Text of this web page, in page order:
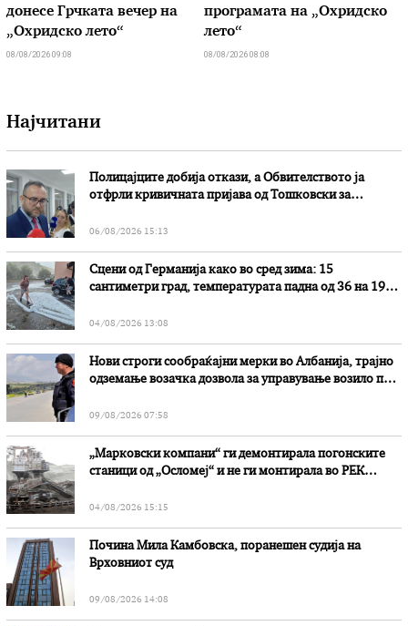
донесе Грчката вечер на
„Охридско лето“
08/08/2026 09:08
програмата на „Охридско
лето“
08/08/2026 08:08
Најчитани
Полицајците добија откази, а Обвителството ја
отфрли кривичната пријава од Тошковски за
06/08/2026 15:13
Сцени од Германија како во сред зима: 15
сантиметри град, температурата падна од 36 на 19
04/08/2026 13:08
Нови строги сообраќајни мерки во Aлбанија, трајно
одземање возачка дозвола за управување возило под
09/08/2026 07:58
„Марковски компани“ ги демонтирала погонските
станици од „Осломеј“ и не ги монтирала во РЕК
04/08/2026 15:15
Почина Мила Камбовска, поранешен судија на
Врховниот суд
09/08/2026 14:08